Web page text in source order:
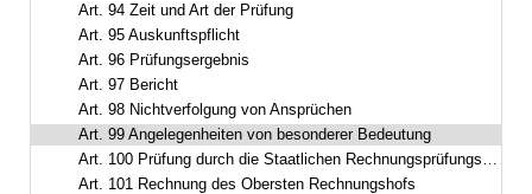
Art. 94 Zeit und Art der Prüfung
Art. 95 Auskunftspflicht
Art. 96 Prüfungsergebnis
Art. 97 Bericht
Art. 98 Nichtverfolgung von Ansprüchen
Art. 99 Angelegenheiten von besonderer Bedeutung
Art. 100 Prüfung durch die Staatlichen Rechnungsprüfungsämter
Art. 101 Rechnung des Obersten Rechnungshofs